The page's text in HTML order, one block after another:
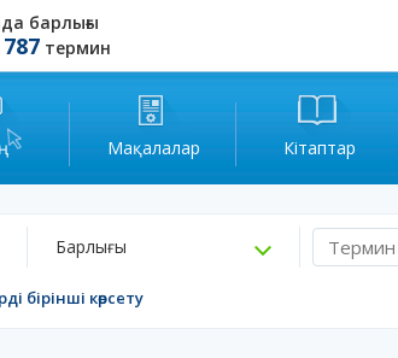
барлығы
термин
Мақалалар Кітаптар
Барлығы
бірінші көрсету